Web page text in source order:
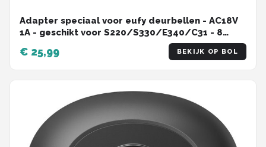
Adapter speciaal voor eufy deurbellen - AC18V
1A - geschikt voor S220/S330/E340/C31 - 8
meter kabel - hoge kwaliteit - werkt
gegarandeerd
€ 25,99 BEKIJK OP BOL